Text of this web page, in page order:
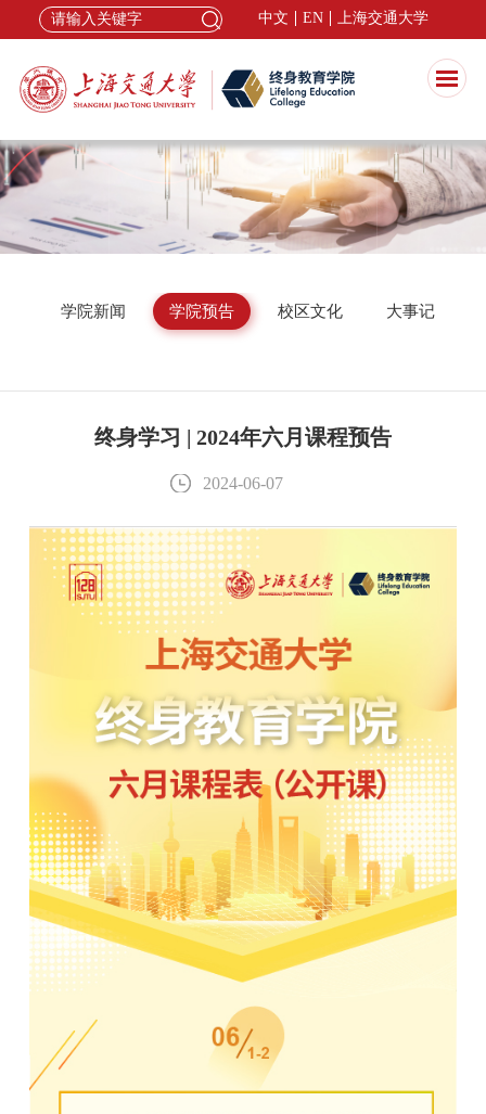
中文 EN 上海交通大学
学院新闻 学院预告 校区文化 大事记
终身学习 | 2024年六月课程预告
2024-06-07